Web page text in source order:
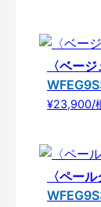
〈ベージ
¥23,900/
〈ペー